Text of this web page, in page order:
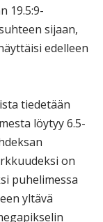
19.5:9-
sijaan,
edelleen
tiedetään
löytyy 6.5-
on
puhelimessa
yltävä